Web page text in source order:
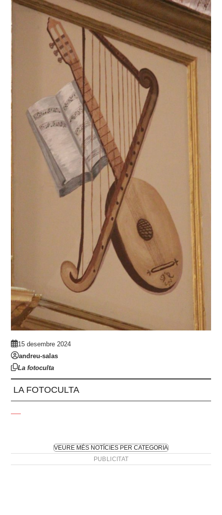
15 desembre 2024
andreu-salas
La fotoculta
LA FOTOCULTA
VEURE MÉS NOTÍCIES PER CATEGORIA
PUBLICITAT